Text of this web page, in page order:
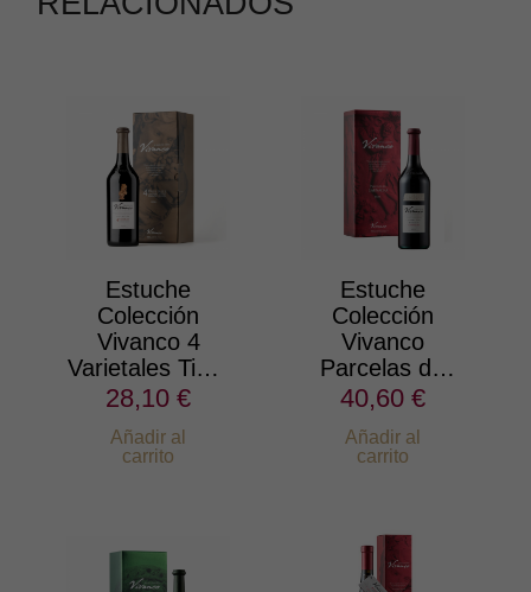
Estuche
Colección
Vivanco 4
Varietales Tinto
2020
28,10 €
Añadir al
carrito
Estuche
Colección
Vivanco
Parcelas de
Garnacha
2022
40,60 €
Añadir al
carrito